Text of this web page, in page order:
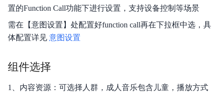
置的Function Call功能下进行设置，支持设备控制等场景
需在【意图设置】处配置好function call再在下拉框中选，具
体配置详见 意图设置
组件选择
1、内容资源：可选择人群，成人音乐包含儿童，播放方式